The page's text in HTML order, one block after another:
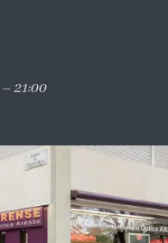
21:00